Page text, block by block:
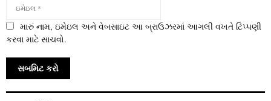
મારું નામ, ઇમેઇલ અને વેબસાઇટ આ બ્રાઉઝરમાં આગલી વખતે ટિપ્પણી
કરવા માટે સાચવો.